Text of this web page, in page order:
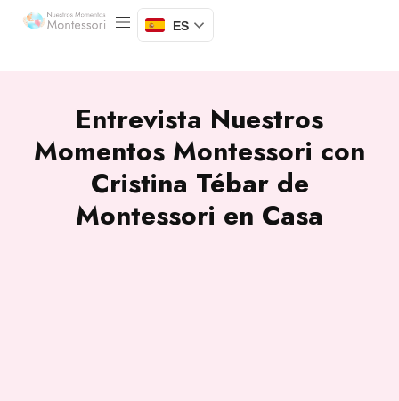
ES
Entrevista Nuestros
Momentos Montessori con
Cristina Tébar de
Montessori en Casa